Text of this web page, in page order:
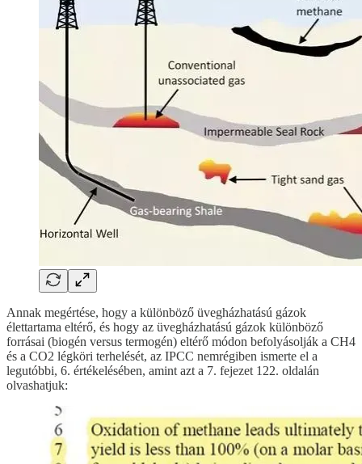
Annak megértése, hogy a különböző üvegházhatású gázok
élettartama eltérő, és hogy az üvegházhatású gázok különböző
forrásai (biogén versus termogén) eltérő módon befolyásolják a CH4
és a CO2 légköri terhelését, az IPCC nemrégiben ismerte el a
legutóbbi, 6. értékelésében, amint azt a 7. fejezet 122. oldalán
olvashatjuk: